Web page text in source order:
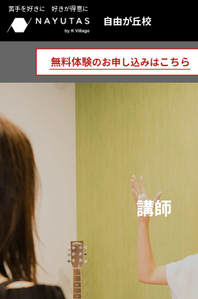
苦手を好きに 好きが得意に
自由が丘校
講師